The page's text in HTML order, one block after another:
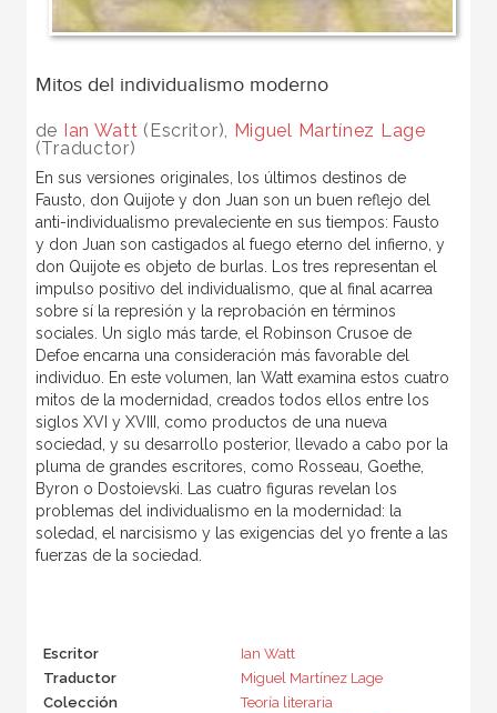
Mitos del individualismo moderno
de Ian Watt (Escritor), Miguel Martínez Lage
(Traductor)
En sus versiones originales, los últimos destinos de
Fausto, don Quijote y don Juan son un buen reflejo del
anti-individualismo prevaleciente en sus tiempos: Fausto
y don Juan son castigados al fuego eterno del infierno, y
don Quijote es objeto de burlas. Los tres representan el
impulso positivo del individualismo, que al final acarrea
sobre sí la represión y la reprobación en términos
sociales. Un siglo más tarde, el Robinson Crusoe de
Defoe encarna una consideración más favorable del
individuo. En este volumen, Ian Watt examina estos cuatro
mitos de la modernidad, creados todos ellos entre los
siglos XVI y XVIII, como productos de una nueva
sociedad, y su desarrollo posterior, llevado a cabo por la
pluma de grandes escritores, como Rosseau, Goethe,
Byron o Dostoievski. Las cuatro figuras revelan los
problemas del individualismo en la modernidad: la
soledad, el narcisismo y las exigencias del yo frente a las
fuerzas de la sociedad.
Escritor
Ian Watt
Traductor
Miguel Martínez Lage
Colección
Teoría literaria